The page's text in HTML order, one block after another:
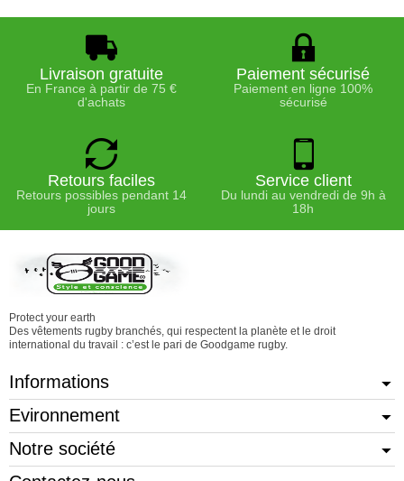
Livraison gratuite
En France à partir de 75 €
d'achats
Paiement sécurisé
Paiement en ligne 100%
sécurisé
Retours faciles
Retours possibles pendant 14
jours
Service client
Du lundi au vendredi de 9h à
18h
Protect your earth
Des vêtements rugby branchés, qui respectent la planète et le droit
international du travail : c’est le pari de Goodgame rugby.
Informations
Evironnement
Notre société